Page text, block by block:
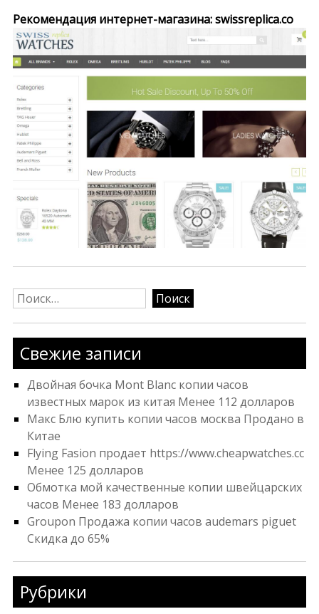
Рекомендация интернет-магазина: swissreplica.co
Найти:
Свежие записи
Двойная бочка Mont Blanc копии часов
известных марок из китая Менее 112 долларов
Макс Блю купить копии часов москва Продано в
Китае
Flying Fasion продает https://www.cheapwatches.cc
Менее 125 долларов
Обмотка мой качественные копии швейцарских
часов Менее 183 долларов
Groupon Продажа копии часов audemars piguet
Скидка до 65%
Рубрики